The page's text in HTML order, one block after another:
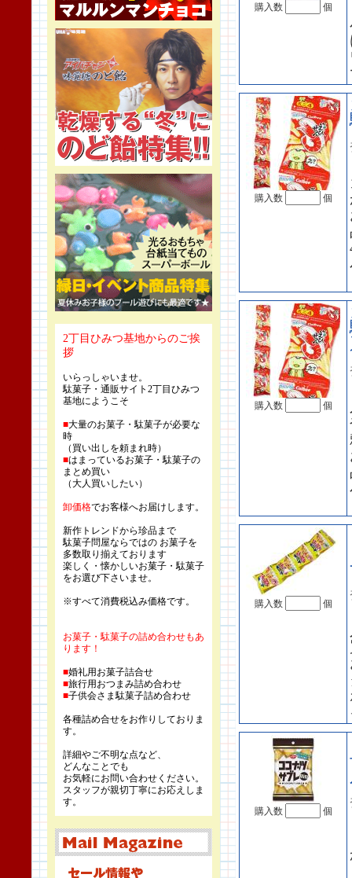
2丁目ひみつ基地からのご挨
拶
いらっしゃいませ。
駄菓子・通販サイト2丁目ひみつ
基地にようこそ
■大量のお菓子・駄菓子が必要な
時
（買い出しを頼まれ時）
■はまっているお菓子・駄菓子の
まとめ買い
（大人買いしたい）
卸価格でお客様へお届けします。
新作トレンドから珍品まで
駄菓子問屋ならではの お菓子を
多数取り揃えております
楽しく・懐かしいお菓子・駄菓子
をお選び下さいませ。
※すべて消費税込み価格です。
お菓子・駄菓子の詰め合わせもあ
ります！
■婚礼用お菓子詰合せ
■旅行用おつまみ詰め合わせ
■子供会さま駄菓子詰め合わせ
各種詰め合せをお作りしておりま
す。
詳細やご不明な点など、
どんなことでも
お気軽にお問い合わせください。
スタッフが親切丁寧にお応えしま
す。
購入数 個
購入数 個
購入数 個
購入数 個
購入数 個